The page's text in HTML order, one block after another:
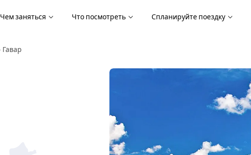
Чем заняться Что посмотреть Спланируйте поездку
Гавар